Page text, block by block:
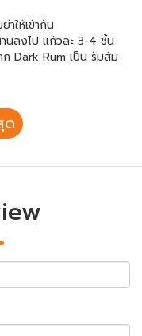
าให้เข้ากัน
นลงไป แก้วละ 3-4 ชิ้น
ก Dark Rum เป็น รัมส้ม
ด